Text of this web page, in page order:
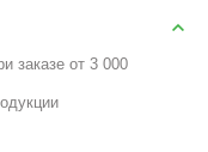
заказе от 3 000